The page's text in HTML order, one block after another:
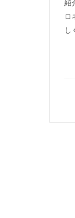
紹
ロ
し